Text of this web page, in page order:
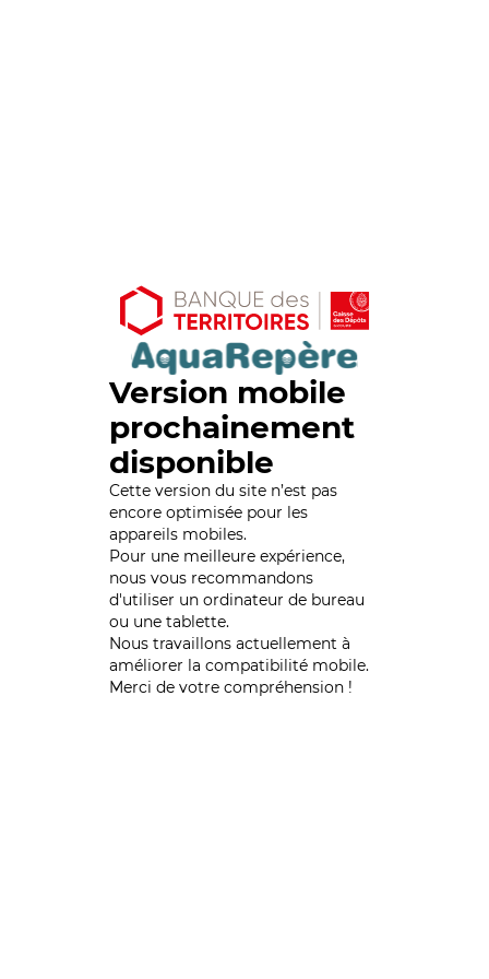
Version mobile
prochainement
disponible
Cette version du site n’est pas
encore optimisée pour les
appareils mobiles.
Pour une meilleure expérience,
nous vous recommandons
d'utiliser un ordinateur de bureau
ou une tablette.
Nous travaillons actuellement à
améliorer la compatibilité mobile.
Merci de votre compréhension !